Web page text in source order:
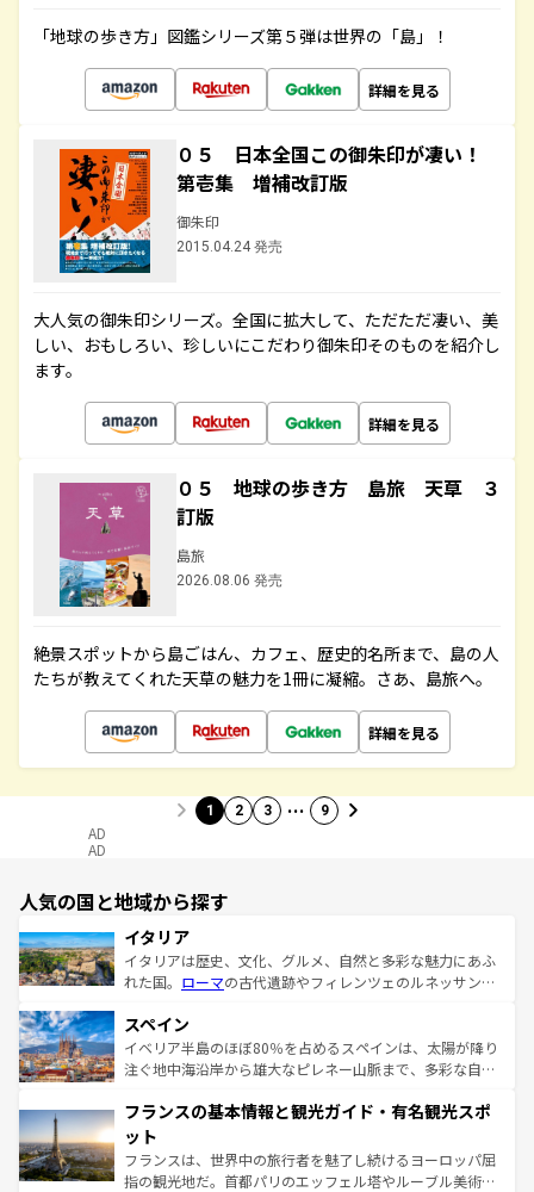
「地球の歩き方」図鑑シリーズ第５弾は世界の「島」！
詳細を見る
０５ 日本全国この御朱印が凄い！
第壱集 増補改訂版
御朱印
2015.04.24 発売
大人気の御朱印シリーズ。全国に拡大して、ただただ凄い、美
しい、おもしろい、珍しいにこだわり御朱印そのものを紹介し
ます。
詳細を見る
０５ 地球の歩き方 島旅 天草 ３
訂版
島旅
2026.08.06 発売
絶景スポットから島ごはん、カフェ、歴史的名所まで、島の人
たちが教えてくれた天草の魅力を1冊に凝縮。さあ、島旅へ。
詳細を見る
1 2 3 … 9
AD
AD
人気の国と地域から探す
イタリア
イタリアは歴史、文化、グルメ、自然と多彩な魅力にあふ
れた国。 ローマの古代遺跡やフィレンツェのルネッサンス
ろん、トスカーナの美しい田園風景やアマルフィ海岸の絶
景など、自然景観も見逃せない。観光の合間には、本場の
ピザやパスタなど、絶品のイタリア料理を堪能することも
ませてくれるイタリアで、忘れられない旅をしてみよう！
なお、新着のイタリア情報は
しい。
スペイン
イベリア半島のほぼ80％を占めるスペインは、太陽が降り
注ぐ地中海沿岸から雄大なピレネー山脈まで、多彩な自然
文化が根付くこの国では、情熱的なフラメンコ、熱気あふ
れる闘牛、そして美味しいタパスが生活の一部となってい
る。首都マドリードの洗練された雰囲気や、バルセロナの
アートに溢れた街角から、地方では古代ローマ遺跡や中世
フランスの基本情報と観光ガイド・有名観光スポ
ット
フランスは、世界中の旅行者を魅了し続けるヨーロッパ屈
指の観光地だ。首都パリのエッフェル塔やルーブル美術館